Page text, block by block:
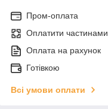
Пром-оплата
Оплатити частинами
Оплата на рахунок
Готівкою
Всі умови оплати